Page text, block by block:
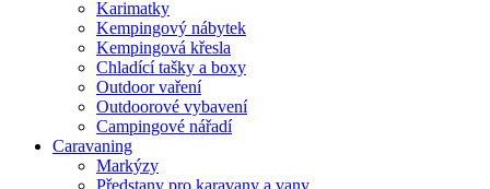
Karimatky
Kempingový nábytek
Kempingová křesla
Chladící tašky a boxy
Outdoor vaření
Outdoorové vybavení
Campingové nářadí
Caravaning
Markýzy
Předstany pro karavany a vany